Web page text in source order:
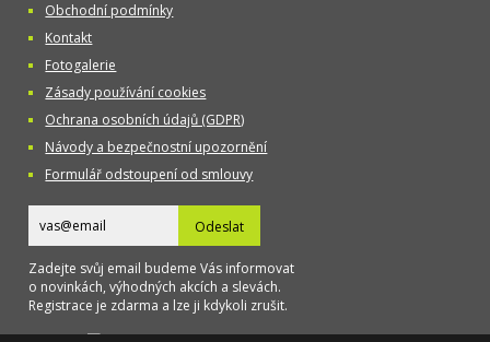
Obchodní podmínky
Kontakt
Fotogalerie
Zásady používání cookies
Ochrana osobních údajů (GDPR)
Návody a bezpečnostní upozornění
Formulář odstoupení od smlouvy
Odeslat
Zadejte svůj email budeme Vás informovat
o novinkách, výhodných akcích a slevách.
Registrace je zdarma a lze ji kdykoli zrušit.